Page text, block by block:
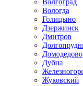
Волгоград
Вологда
Голицыно
Дзержинск
Дмитров
Домодедово
Дубна
Жуковский